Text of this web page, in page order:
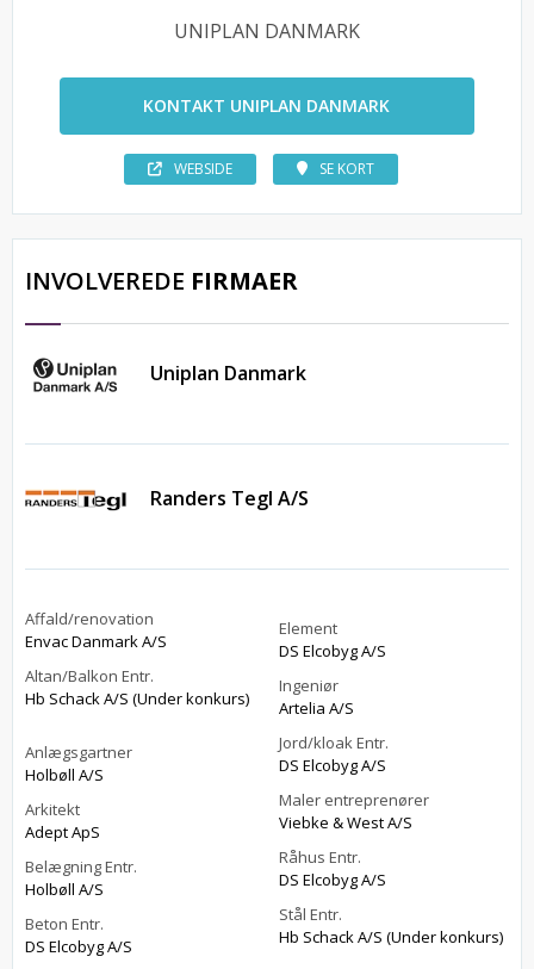
UNIPLAN DANMARK
KONTAKT UNIPLAN DANMARK
WEBSIDE SE KORT
INVOLVEREDE FIRMAER
Uniplan Danmark
Randers Tegl A/S
Affald/renovation
Envac Danmark A/S
Altan/Balkon Entr.
Hb Schack A/S (Under konkurs)
Anlægsgartner
Holbøll A/S
Arkitekt
Adept ApS
Belægning Entr.
Holbøll A/S
Beton Entr.
DS Elcobyg A/S
Element
DS Elcobyg A/S
Ingeniør
Artelia A/S
Jord/kloak Entr.
DS Elcobyg A/S
Maler entreprenører
Viebke & West A/S
Råhus Entr.
DS Elcobyg A/S
Stål Entr.
Hb Schack A/S (Under konkurs)